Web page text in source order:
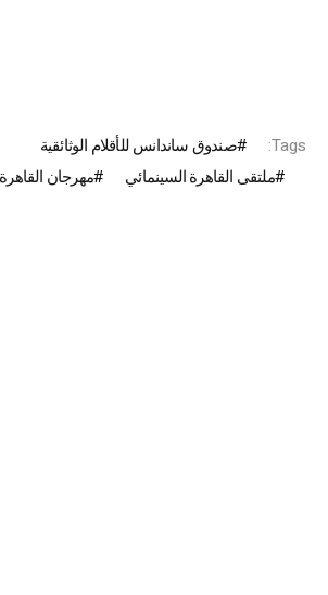
Tags:
صندوق ساندانس للأقلام الوثائقية
ملتقى القاهرة السينمائي
مهرجان